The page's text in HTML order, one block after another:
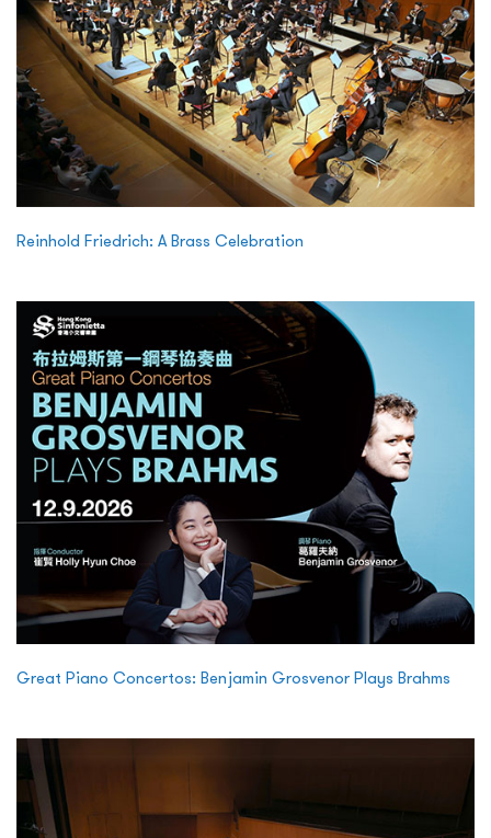
Reinhold Friedrich: A Brass Celebration
Great Piano Concertos: Benjamin Grosvenor Plays Brahms